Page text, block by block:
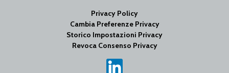
Privacy Policy
Cambia Preferenze Privacy
Storico Impostazioni Privacy
Revoca Consenso Privacy